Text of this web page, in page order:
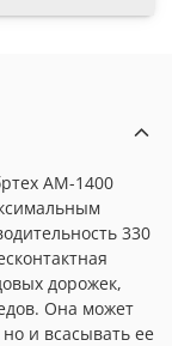
АМ-1400
330
дорожек,
Она может
и всасывать ее